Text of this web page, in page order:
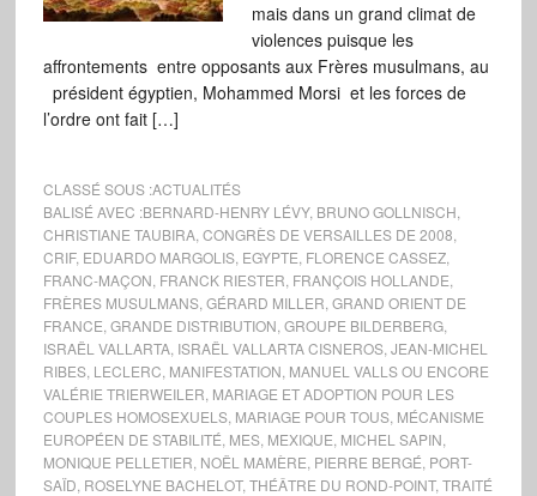
mais dans un grand climat de
violences puisque les
affrontements entre opposants aux Frères musulmans, au
président égyptien, Mohammed Morsi et les forces de
l’ordre ont fait […]
CLASSÉ SOUS :ACTUALITÉS
BALISÉ AVEC :BERNARD-HENRY LÉVY, BRUNO GOLLNISCH
CHRISTIANE TAUBIRA, CONGRÈS DE VERSAILLES DE 2008
CRIF, EDUARDO MARGOLIS, EGYPTE FLORENCE CASSEZ,
FRANC-MAÇON FRANCK RIESTER FRANÇOIS HOLLANDE
FRÈRES MUSULMANS, GÉRARD MILLER GRAND ORIENT DE
FRANCE GRANDE DISTRIBUTION GROUPE BILDERBERG,
ISRAËL VALLARTA, ISRAËL VALLARTA CISNEROS, JEAN-MICHEL
RIBES, LECLERC MANIFESTATION MANUEL VALLS OU ENCORE
VALÉRIE TRIERWEILER MARIAGE ET ADOPTION POUR LES
COUPLES HOMOSEXUELS, MARIAGE POUR TOUS, MÉCANISME
EUROPÉEN DE STABILITÉ MES, MEXIQUE MICHEL SAPIN
MONIQUE PELLETIER NOËL MAMÈRE PIERRE BERGÉ PORT-
SAÏD ROSELYNE BACHELOT, THÉÂTRE DU ROND-POINT, TRAITÉ